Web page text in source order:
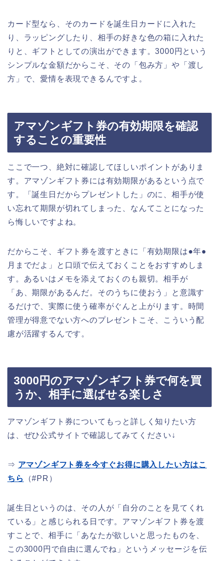
カード型なら、そのカードを誕生日カードに入れた
り、ラッピングしたり、相手の好きな色の箱に入れた
りと、ギフトとしての演出ができます。3000円という
シンプルな金額だからこそ、その「包み方」や「渡し
方」で、愛情を表現できるんですよ。
アマゾンギフト券の有効期限を確認
することの重要性
ここで一つ、絶対に確認してほしいポイントがありま
す。アマゾンギフト券には有効期限があるという点で
す。「誕生日だからプレゼントした」のに、相手が使
い忘れて期限が切れてしまった、なんてことになった
ら悔しいですよね。
だからこそ、ギフト券を渡すときに「有効期限は●年●
月までだよ」と口頭で伝えておくことをおすすめしま
す。あるいはメモを添えておくのも親切。相手が
「あ、期限があるんだ。そのうちに使おう」と意識す
るだけで、実際に使う確率がぐんと上がります。時間
管理が得意でない方へのプレゼントこそ、こういう配
慮が活躍するんです。
3000円のアマゾンギフト券で何を買
うか、相手に選ばせる楽しさ
アマゾンギフト券についてもっと詳しく知りたい方
は、ぜひ公式サイトで確認してみてください↓
⇒ アマゾンギフト券を今すぐお得に購入したい方はこ
ちら
（#PR）
誕生日というのは、その人が「自分のことを見てくれ
ている」と感じられる日です。アマゾンギフト券を渡
すことで、相手に「あなたが欲しいと思ったものを、
この3000円で自由に選んでね」というメッセージを伝